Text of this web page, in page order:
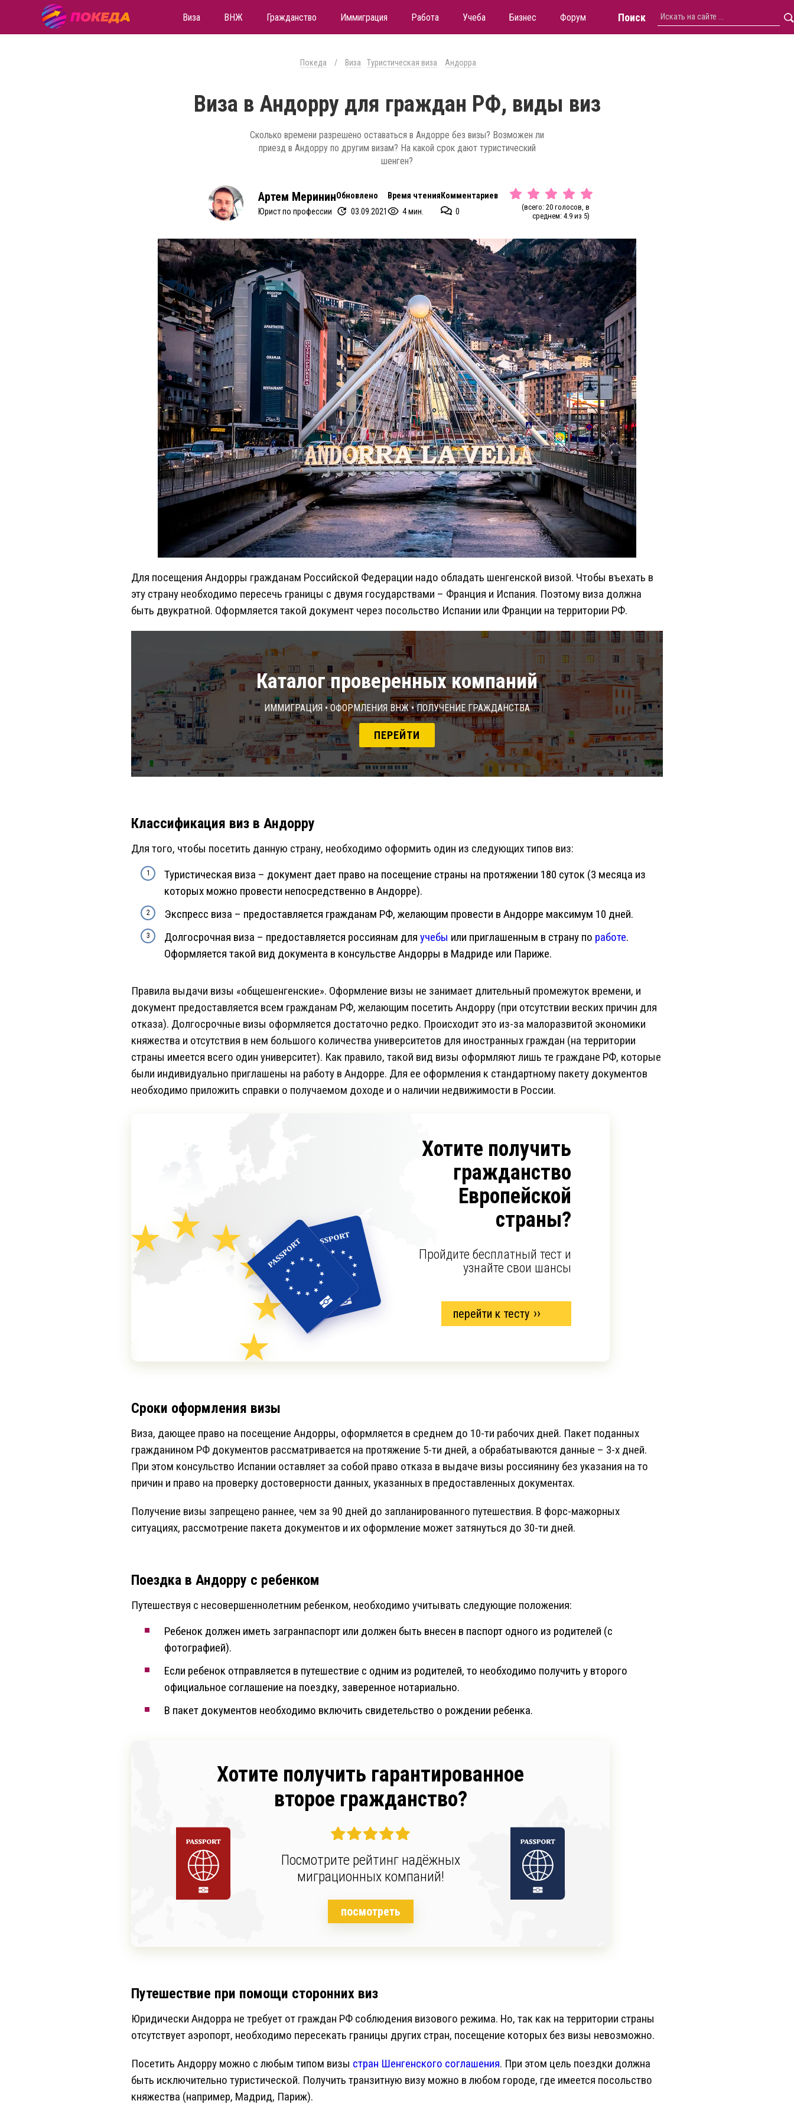
Виза ВНЖ Гражданство Иммиграция Работа Учеба Бизнес Форум Поиск
Покеда / Виза Туристическая виза Андорра
Виза в Андорру для граждан РФ, виды виз
Сколько времени разрешено оставаться в Андорре без визы? Возможен ли
приезд в Андорру по другим визам? На какой срок дают туристический
шенген?
Артем Меринин
Юрист по профессии
Обновлено
03.09.2021
Время чтения
4 мин.
Комментариев
0
(всего: 20 голосов, в
среднем: 4.9 из 5)
Для посещения Андорры гражданам Российской Федерации надо обладать шенгенской визой. Чтобы въехать в
эту страну необходимо пересечь границы с двумя государствами – Франция и Испания. Поэтому виза должна
быть двукратной. Оформляется такой документ через посольство Испании или Франции на территории РФ.
Каталог проверенных компаний
Иммиграция • Оформления ВНЖ • Получение гражданства
ПЕРЕЙТИ
Классификация виз в Андорру
Для того, чтобы посетить данную страну, необходимо оформить один из следующих типов виз:
Туристическая виза – документ дает право на посещение страны на протяжении 180 суток (3 месяца из
которых можно провести непосредственно в Андорре).
Экспресс виза – предоставляется гражданам РФ, желающим провести в Андорре максимум 10 дней.
Долгосрочная виза – предоставляется россиянам для учебы или приглашенным в страну по работе.
Оформляется такой вид документа в консульстве Андорры в Мадриде или Париже.
Правила выдачи визы «общешенгенские». Оформление визы не занимает длительный промежуток времени, и
документ предоставляется всем гражданам РФ, желающим посетить Андорру (при отсутствии веских причин для
отказа). Долгосрочные визы оформляется достаточно редко. Происходит это из-за малоразвитой экономики
княжества и отсутствия в нем большого количества университетов для иностранных граждан (на территории
страны имеется всего один университет). Как правило, такой вид визы оформляют лишь те граждане РФ, которые
были индивидуально приглашены на работу в Андорре. Для ее оформления к стандартному пакету документов
необходимо приложить справки о получаемом доходе и о наличии недвижимости в России.
Хотите получить
гражданство
Европейской
страны?
Пройдите бесплатный тест и
узнайте свои шансы
перейти к тесту
Сроки оформления визы
Виза, дающее право на посещение Андорры, оформляется в среднем до 10-ти рабочих дней. Пакет поданных
гражданином РФ документов рассматривается на протяжение 5-ти дней, а обрабатываются данные – 3-х дней.
При этом консульство Испании оставляет за собой право отказа в выдаче визы россиянину без указания на то
причин и право на проверку достоверности данных, указанных в предоставленных документах.
Получение визы запрещено раннее, чем за 90 дней до запланированного путешествия. В форс-мажорных
ситуациях, рассмотрение пакета документов и их оформление может затянуться до 30-ти дней.
Поездка в Андорру с ребенком
Путешествуя с несовершеннолетним ребенком, необходимо учитывать следующие положения:
Ребенок должен иметь загранпаспорт или должен быть внесен в паспорт одного из родителей (с
фотографией).
Если ребенок отправляется в путешествие с одним из родителей, то необходимо получить у второго
официальное соглашение на поездку, заверенное нотариально.
В пакет документов необходимо включить свидетельство о рождении ребенка.
Хотите получить гарантированное
второе гражданство?
Посмотрите рейтинг надёжных
миграционных компаний!
посмотреть
Путешествие при помощи сторонних виз
Юридически Андорра не требует от граждан РФ соблюдения визового режима. Но, так как на территории страны
отсутствует аэропорт, необходимо пересекать границы других стран, посещение которых без визы невозможно.
Посетить Андорру можно с любым типом визы стран Шенгенского соглашения. При этом цель поездки должна
быть исключительно туристической. Получить транзитную визу можно в любом городе, где имеется посольство
княжества (например, Мадрид, Париж).